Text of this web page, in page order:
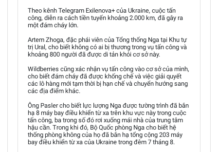
Theo kênh Telegram Exilenova+ của Ukraine, cuộc tấn
công, diễn ra cách tiền tuyến khoảng 2.000 km, đã gây ra
một đám cháy lớn.
Artem Zhoga, đặc phái viên của Tổng thống Nga tại Khu tự
trị Ural, cho biết không có ai bị thương trong vụ tấn công và
khoảng 800 người đã được di tản khỏi cơ sở này.
Wildberries cũng xác nhận vụ tấn công vào cơ sở của mình,
cho biết đám cháy đã được khống chế và việc giải quyết
các lô hàng mới tạm thời bị hạn chế và chuyển hướng sang
các địa điểm khác.
Ông Pasler cho biết lực lượng Nga được tường trình đã bắn
hạ 8 máy bay điều khiển từ xa trên khu vực này trong cuộc
tấn công, ba trong số đó rơi xuống mái nhà của trung tâm
hậu cần. Trong khi đó, Bộ Quốc phòng Nga cho biết hệ
thống phòng không của họ đã bắn hạ tổng cộng 203 máy
bay điều khiển từ xa của Ukraine trong đêm 7 tháng 8.